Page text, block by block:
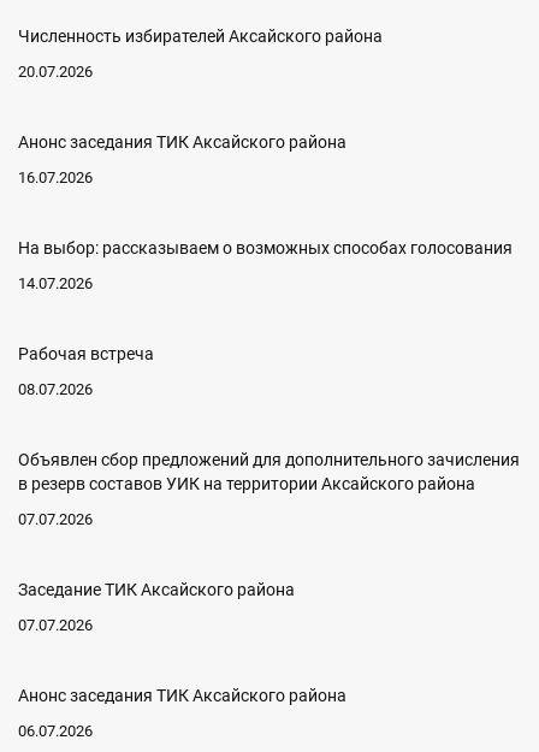
Численность избирателей Аксайского района
20.07.2026
Анонс заседания ТИК Аксайского района
16.07.2026
На выбор: рассказываем о возможных способах голосования
14.07.2026
Рабочая встреча
08.07.2026
Объявлен сбор предложений для дополнительного зачисления
в резерв составов УИК на территории Аксайского района
07.07.2026
Заседание ТИК Аксайского района
07.07.2026
Анонс заседания ТИК Аксайского района
06.07.2026